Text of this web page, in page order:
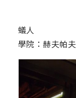
蟻人
學院：赫夫帕夫